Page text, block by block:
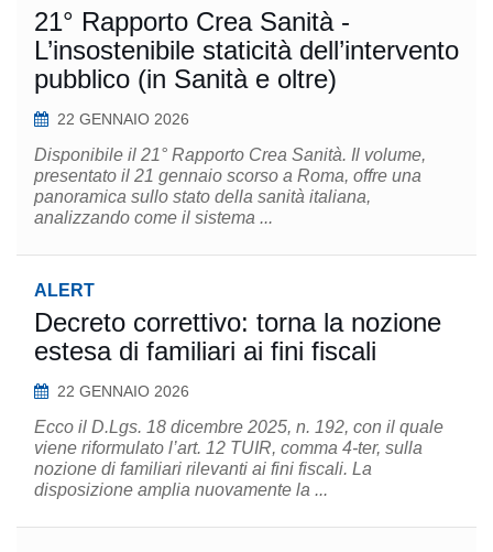
21° Rapporto Crea Sanità -
L’insostenibile staticità dell’intervento
pubblico (in Sanità e oltre)
22 GENNAIO 2026
Disponibile il 21° Rapporto Crea Sanità. Il volume,
presentato il 21 gennaio scorso a Roma, offre una
panoramica sullo stato della sanità italiana,
analizzando come il sistema ...
ALERT
Decreto correttivo: torna la nozione
estesa di familiari ai fini fiscali
22 GENNAIO 2026
Ecco il D.Lgs. 18 dicembre 2025, n. 192, con il quale
viene riformulato l’art. 12 TUIR, comma 4-ter, sulla
nozione di familiari rilevanti ai fini fiscali. La
disposizione amplia nuovamente la ...